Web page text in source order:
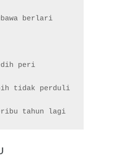
berlari
peri
tidak perduli